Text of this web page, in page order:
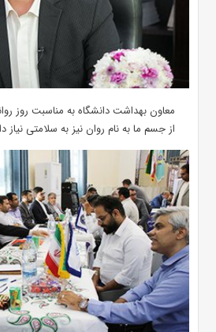
معاون بهداشت دانشگاه به مناسبت روز
از جسم ما به نام روان نیز به سلامتی نیاز